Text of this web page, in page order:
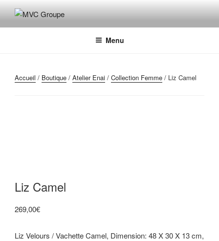
contenuMVC GROUPE
Maroquinerie – Valises – Chaussures
Menu
Accueil / Boutique / Atelier Enai / Collection Femme / Liz Camel
Liz Camel
269,00€
Liz Velours / Vachette Camel, Dimension: 48 X 30 X 13 cm,